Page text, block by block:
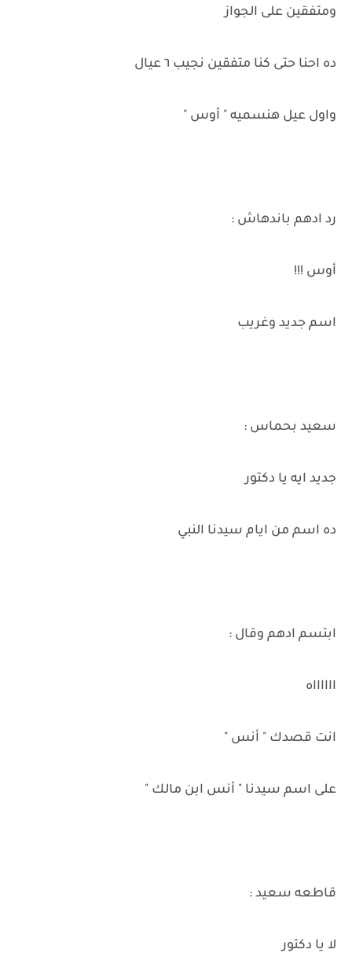
ومتفقين على الجواز
ده احنا حتى كنا متفقين نجيب ٦ عيال
واول عيل هنسميه " أوس "
رد ادهم باندهاش :
أوس !!!
اسم جديد وغريب
سعيد بحماس :
جديد ايه يا دكتور
ده اسم من ايام سيدنا النبي
ابتسم ادهم وقال :
ااااااه
انت قصدك " أنس "
على اسم سيدنا " أنس ابن مالك "
قاطعه سعيد :
لا يا دكتور